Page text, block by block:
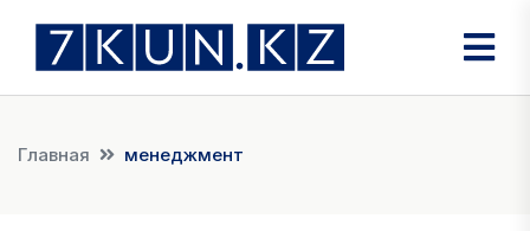
Главная менеджмент